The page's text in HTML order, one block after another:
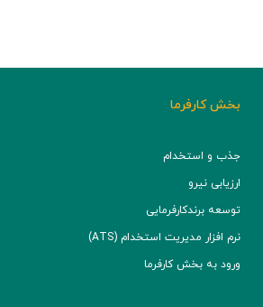
بخش کارفرما
جذب و استخدام
ارزیابی نیرو
توسعه برند‌کارفرمایی
نرم افزار مدیریت استخدام (ATS)
ورود به بخش کارفرما